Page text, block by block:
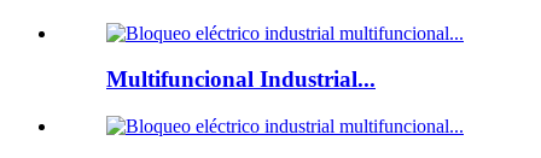
Multifuncional Industrial...